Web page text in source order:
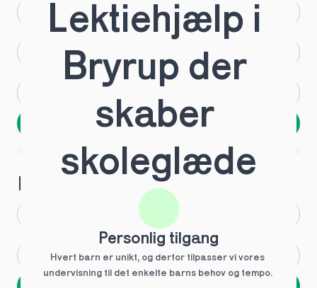
HTX HF
IB
Næste
1 ud af 9 for at finde den rette tutor
Hvilken årgang?
2.g Andet
Lektiehjælp i
Bryrup der
skaber
skoleglæde
Personlig tilgang
Hvert barn er unikt, og derfor tilpasser vi vores
undervisning til det enkelte barns behov og tempo.